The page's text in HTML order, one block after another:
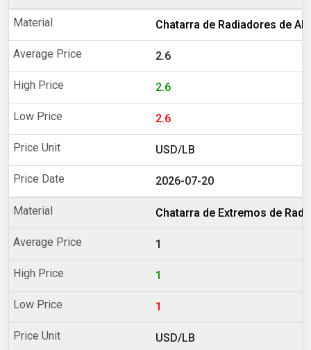
Chatarra de Radiadores de
2.6
2.6
2.6
USD/LB
2026-07-20
Chatarra de Extremos de
1
1
1
USD/LB